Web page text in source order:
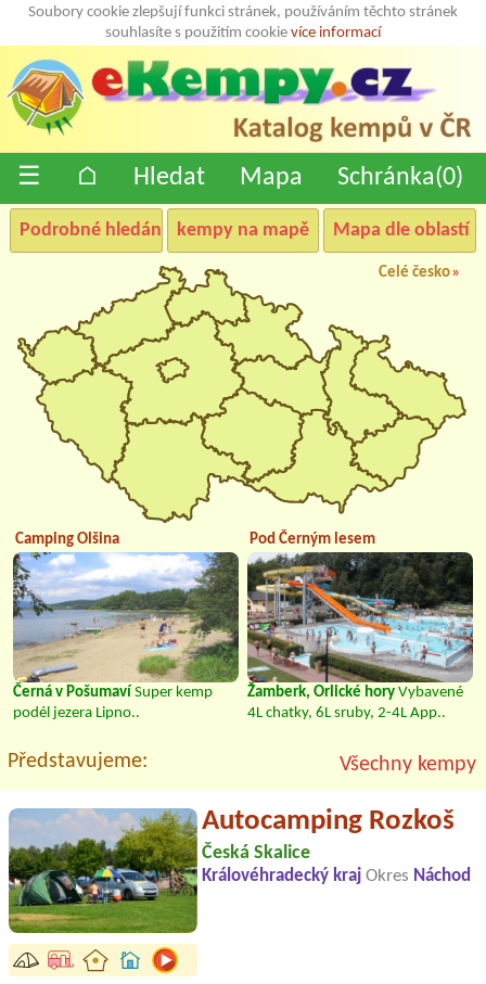
Soubory cookie zlepšují funkci stránek, používáním těchto stránek
souhlasíte s použitím cookie více informací
☰ ⌂ Hledat Mapa Schránka(0)
Podrobné hledání kempy na mapě Mapa dle oblastí
Celé česko»
Camping Olšina
Černá v Pošumaví Super kemp
podél jezera Lipno..
Pod Černým lesem
Žamberk, Orlické hory Vybavené
4L chatky, 6L sruby, 2-4L App..
Představujeme: Všechny kempy
Autocamping Rozkoš
Česká Skalice
Královéhradecký kraj Okres Náchod